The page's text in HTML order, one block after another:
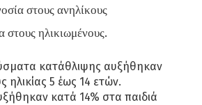
στους ανηλίκους
στους ηλικιωμένους.
κατάθλιψης αυξήθηκαν
ηλικίας 5 έως 14 ετών.
κατά 14% στα παιδιά